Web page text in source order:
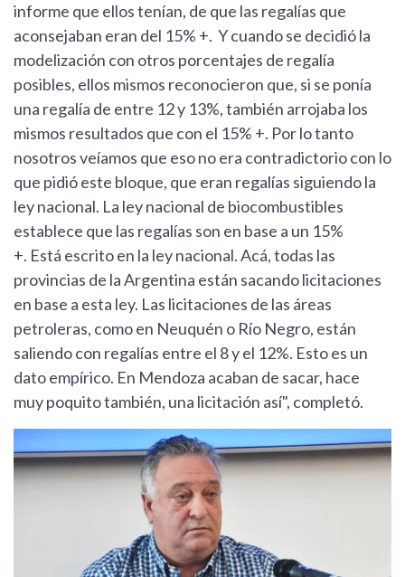
informe que ellos tenían, de que las regalías que
aconsejaban eran del 15% +. Y cuando se decidió la
modelización con otros porcentajes de regalía
posibles, ellos mismos reconocieron que, si se ponía
una regalía de entre 12 y 13%, también arrojaba los
mismos resultados que con el 15% +. Por lo tanto
nosotros veíamos que eso no era contradictorio con lo
que pidió este bloque, que eran regalías siguiendo la
ley nacional. La ley nacional de biocombustibles
establece que las regalías son en base a un 15%
+. Está escrito en la ley nacional. Acá, todas las
provincias de la Argentina están sacando licitaciones
en base a esta ley. Las licitaciones de las áreas
petroleras, como en Neuquén o Río Negro, están
saliendo con regalías entre el 8 y el 12%. Esto es un
dato empírico. En Mendoza acaban de sacar, hace
muy poquito también, una licitación así", completó.